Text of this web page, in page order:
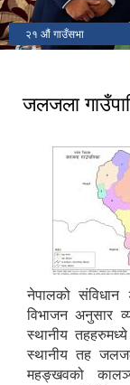
२१ औं गाउँसभा
जलजला
नेपालको
विभाजन अनुसार
स्थानीय
स्थानीय तह
महङ्खवको